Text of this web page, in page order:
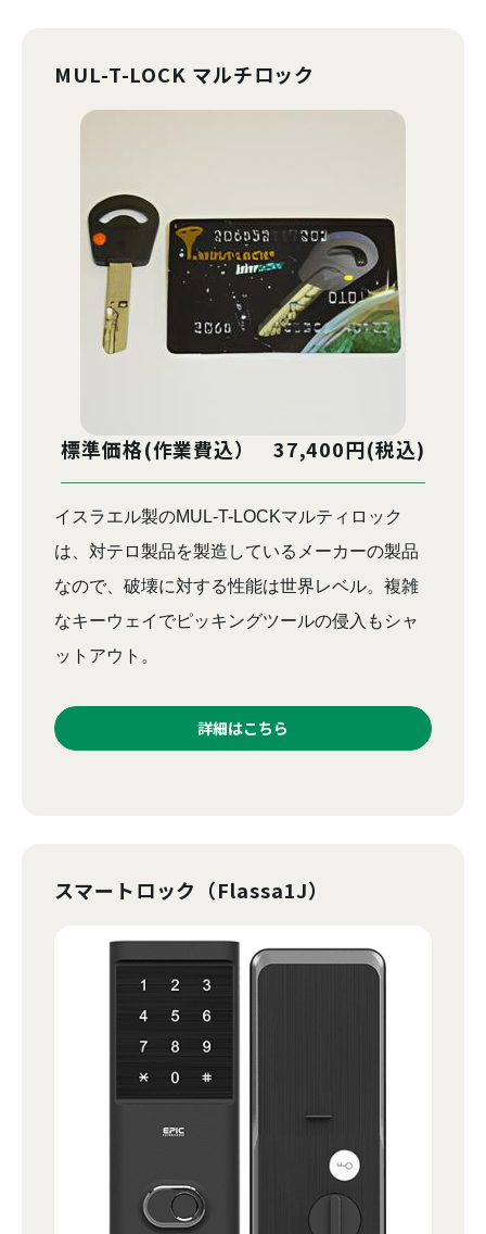
MUL-T-LOCK マルチロック
標準価格(作業費込） 37,400円(税込)
イスラエル製のMUL-T-LOCKマルティロック
は、対テロ製品を製造しているメーカーの製品
なので、破壊に対する性能は世界レベル。複雑
なキーウェイでピッキングツールの侵入もシャ
ットアウト。
詳細はこちら
スマートロック（Flassa1J）